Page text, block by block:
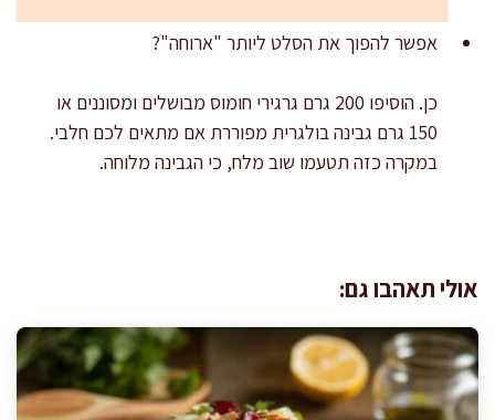
אפשר להפוך את הסלט ליותר "ארוחה"?
כן. הוסיפו 200 גרם גרגירי חומוס מבושלים ומסוננים או
150 גרם גבינה בולגרית מפוררת אם מתאים לכם חלבי.
במקרה כזה תטעמו שוב מלח, כי הגבינה מלוחה.
אולי תאהבו גם: